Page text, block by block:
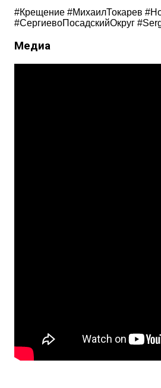
#Крещение #МихаилТокарев
#СергиевоПосадскийОкруг
Медиа